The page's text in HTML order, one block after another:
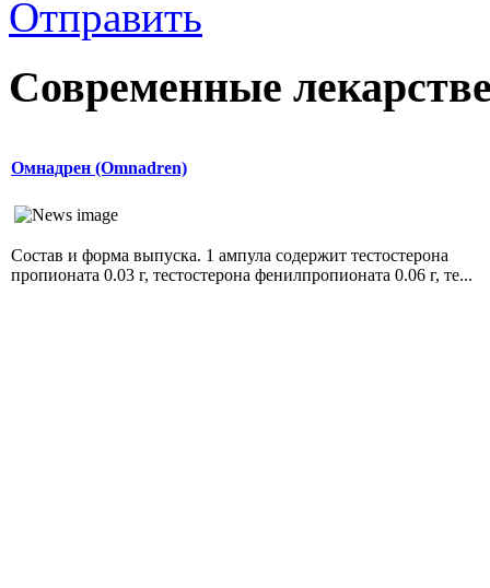
Отправить
Современные
Омнадрен (Omnadren)
Состав и форма выпуска. 1 ампула содержит тестостерона
пропионата 0.03 г, тестостерона фенилпропионата 0.06 г, те...